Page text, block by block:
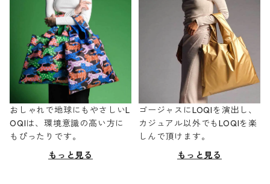
おしゃれで地球にもやさしいL
OQIは、環境意識の高い方に
もぴったりです。
もっと見る
ゴージャスにLOQIを演出し、
カジュアル以外でもLOQIを楽
しんで頂けます。
もっと見る